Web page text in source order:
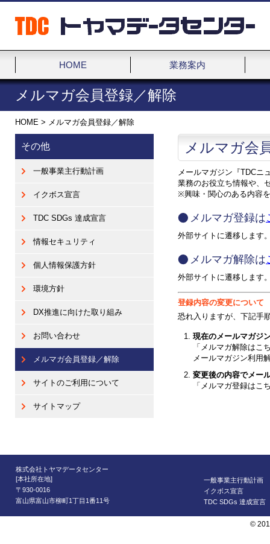
HOME 業務案内
メルマガ会員登録／解除
HOME > メルマガ会員登録／解除
その他
一般事業主行動計画
イクボス宣言
TDC SDGs 達成宣言
情報セキュリティ
個人情報保護方針
環境方針
DX推進に向けた取り組み
お問い合わせ
メルマガ会員登録／解除
サイトのご利用について
サイトマップ
メルマガ会
メールマガジン『TDCニ
業務のお役立ち情報や、
※興味・関心のある内容
メルマガ登録は
外部サイトに遷移します
メルマガ解除は
外部サイトに遷移します
登録内容の変更について
恐れ入りますが、下記手
現在のメールマガジ
「メルマガ解除はこ
メールマガジン利用
変更後の内容でメー
「メルマガ登録はこ
株式会社トヤマデータセンター
[本社所在地]
〒930-0016
富山県富山市柳町1丁目1番11号
一般事業主行動計画
イクボス宣言
TDC SDGs 達成宣言
©